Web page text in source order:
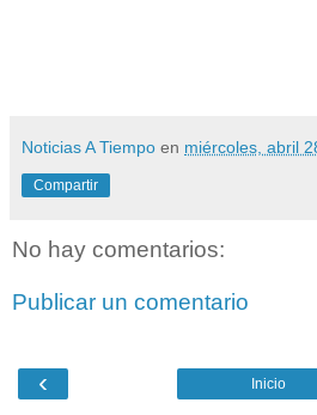
Noticias A Tiempo en miércoles, abril
Compartir
No hay comentarios:
Publicar un comentario
‹ Inicio